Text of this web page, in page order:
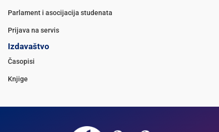
Parlament i asocijacija studenata
Prijava na servis
Izdavaštvo
Časopisi
Knjige